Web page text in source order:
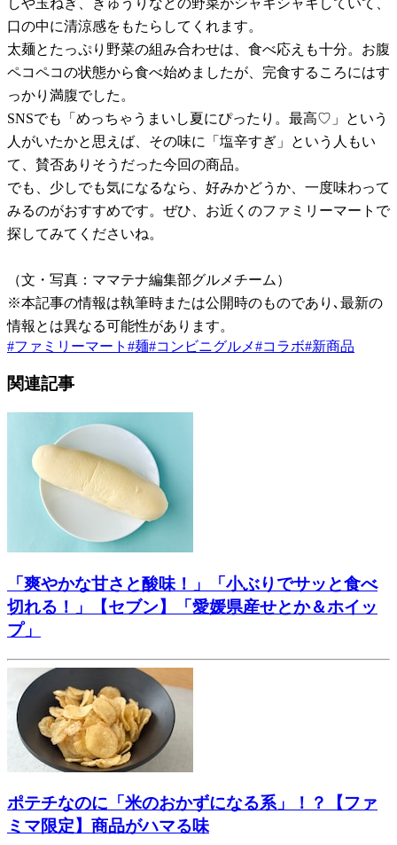
口の中に清涼感をもたらしてくれます。
太麺とたっぷり野菜の組み合わせは、食べ応えも十分。お腹
ペコペコの状態から食べ始めましたが、完食するころにはす
っかり満腹でした。
SNSでも「めっちゃうまいし夏にぴったり。最高♡」という
人がいたかと思えば、その味に「塩辛すぎ」という人もい
て、賛否ありそうだった今回の商品。
でも、少しでも気になるなら、好みかどうか、一度味わって
みるのがおすすめです。ぜひ、お近くのファミリーマートで
探してみてくださいね。
（文・写真：ママテナ編集部グルメチーム）
※本記事の情報は執筆時または公開時のものであり､最新の
情報とは異なる可能性があります。
#ファミリーマート #麺#コンビニグルメ#コラボ#新商品
関連記事
「爽やかな甘さと酸味！」「小ぶりでサッと食べ
切れる！」【セブン】「愛媛県産せとか＆ホイッ
プ」
ポテチなのに「米のおかずになる系」！？【ファ
ミマ限定】商品がハマる味